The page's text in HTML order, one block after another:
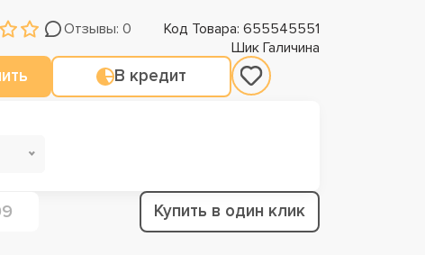
Отзывы: 0 Код Товара: 655545551
Шик Галичина
В кредит
Купить в один клик